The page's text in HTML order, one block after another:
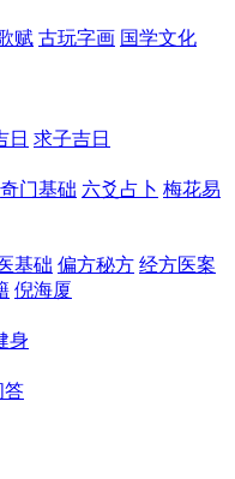
赋 古玩字画 国学文化
日 求子吉日
奇门基础 六爻占卜 梅花易
基础 偏方秘方 经方医案
倪海厦
身
答